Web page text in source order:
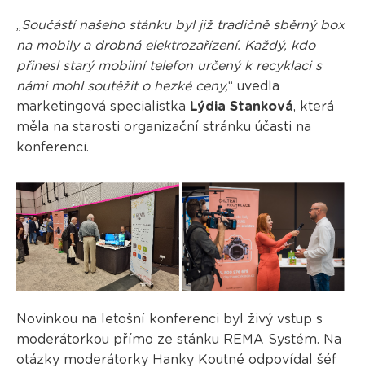
„Součástí našeho stánku byl již tradičně sběrný box
na mobily a drobná elektrozařízení. Každý, kdo
přinesl starý mobilní telefon určený k recyklaci s
námi mohl soutěžit o hezké ceny,“ uvedla
marketingová specialistka Lýdia Stanková, která
měla na starosti organizační stránku účasti na
konferenci.
Novinkou na letošní konferenci byl živý vstup s
moderátorkou přímo ze stánku REMA Systém. Na
otázky moderátorky Hanky Koutné odpovídal šéf